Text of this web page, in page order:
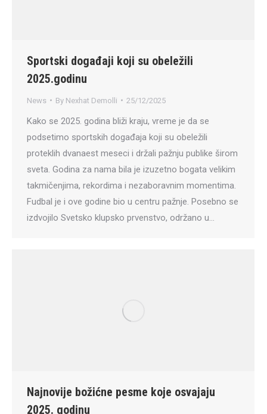
Sportski događaji koji su obeležili
2025.godinu
News By Nexhat Demolli 25/12/2025
Kako se 2025. godina bliži kraju, vreme je da se
podsetimo sportskih događaja koji su obeležili
proteklih dvanaest meseci i držali pažnju publike širom
sveta. Godina za nama bila je izuzetno bogata velikim
takmičenjima, rekordima i nezaboravnim momentima.
Fudbal je i ove godine bio u centru pažnje. Posebno se
izdvojilo Svetsko klupsko prvenstvo, održano u…
Najnovije božićne pesme koje osvajaju
2025. godinu